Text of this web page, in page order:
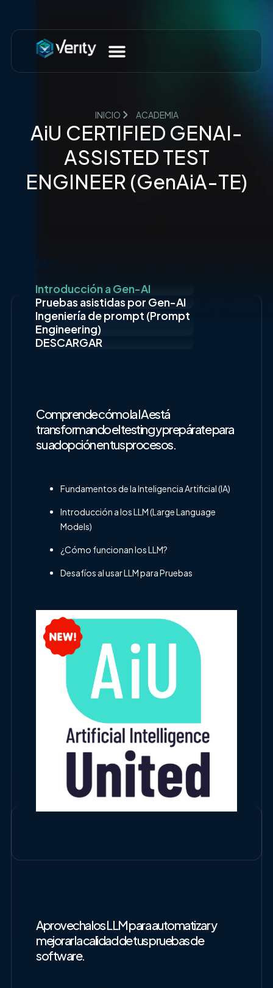
INICIO ACADEMIA
AiU CERTIFIED GENAI-
ASSISTED TEST
ENGINEER (GenAiA-TE)
Introducción a Gen-AI
Pruebas asistidas por Gen-AI
Ingeniería de prompt (Prompt
Engineering)
DESCARGAR
Comprende cómo la IA está
transformando el testing y prepárate para
su adopción en tus procesos.
Fundamentos de la Inteligencia Artificial (IA)
Introducción a los LLM (Large Language
Models)
¿Cómo funcionan los LLM?
Desafíos al usar LLM para Pruebas
Aprovecha los LLM para automatizar y
mejorar la calidad de tus pruebas de
software.